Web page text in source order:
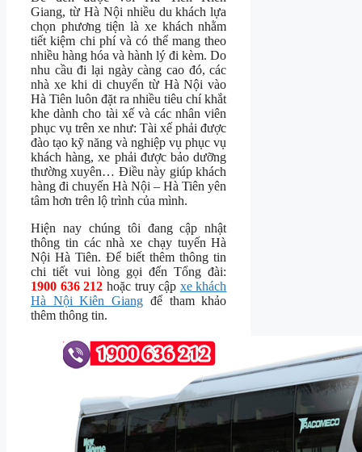
Giang, từ Hà Nội nhiều du khách lựa
chọn phương tiện là xe khách nhằm
tiết kiệm chi phí và có thể mang theo
nhiều hàng hóa và hành lý đi kèm. Do
nhu cầu đi lại ngày càng cao đó, các
nhà xe khi di chuyển từ Hà Nội vào
Hà Tiên luôn đặt ra nhiều tiêu chí khắt
khe dành cho tài xế và các nhân viên
phục vụ trên xe như: Tài xế phải được
đào tạo kỹ năng và nghiệp vụ phục vụ
khách hàng, xe phải được bảo dưỡng
thường xuyên… Điều này giúp khách
hàng đi chuyến Hà Nội – Hà Tiên yên
tâm hơn trên lộ trình của mình.
Hiện nay chúng tôi đang cập nhật
thông tin các nhà xe chạy tuyến Hà
Nội Hà Tiên. Để biết thêm thông tin
chi tiết vui lòng gọi đến Tổng đài:
1900 636 212 hoặc truy cập xe khách
Hà Nội Kiên Giang để tham khảo
thêm thông tin.